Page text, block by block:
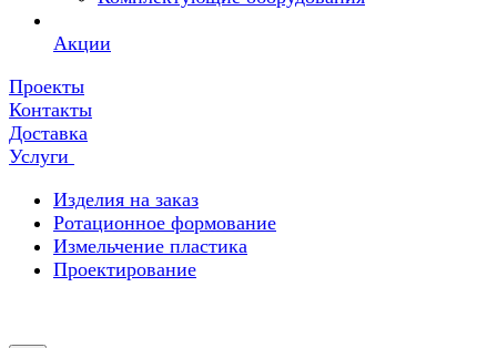
Акции
Проекты
Контакты
Доставка
Услуги
Изделия на заказ
Ротационное формование
Измельчение пластика
Проектирование